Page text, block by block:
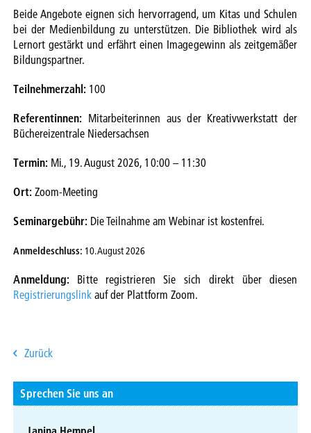
Beide Angebote eignen sich hervorragend, um Kitas und Schulen
bei der Medienbildung zu unterstützen. Die Bibliothek wird als
Lernort gestärkt und erfährt einen Imagegewinn als zeitgemäßer
Bildungspartner.
Teilnehmerzahl: 100
Referentinnen: Mitarbeiterinnen aus der Kreativwerkstatt der
Büchereizentrale Niedersachsen
Termin: Mi., 19. August 2026, 10:00 – 11:30
Ort: Zoom-Meeting
Seminargebühr: Die Teilnahme am Webinar ist kostenfrei.
Anmeldeschluss: 10. August 2026
Anmeldung: Bitte registrieren Sie sich direkt über diesen
Registrierungslinkauf der Plattform Zoom.
Zurück
Sprechen Sie uns an